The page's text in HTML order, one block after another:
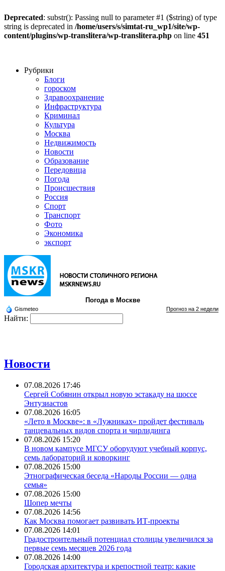
Deprecated: substr(): Passing null to parameter #1 ($string) of type
string is deprecated in /home/users/s/simtat-ru_wp1/site/wp-
content/plugins/wp-translitera/wp-translitera.php on line 451
Рубрики
Блоги
гороском
Здравоохранение
Инфраструктура
Криминал
Культура
Москва
Недвижимость
Новости
Образование
Передовица
Погода
Происшествия
Россия
Спорт
Транспорт
Фото
Экономика
экспорт
Погода в Москве
Gismeteo Прогноз на 2 недели
Найти:
Новости
07.08.2026 17:46
Сергей Собянин открыл новую эстакаду на шоссе
Энтузиастов
07.08.2026 16:05
«Лето в Москве»: в «Лужниках» пройдет фестиваль
танцевальных видов спорта и чирлидинга
07.08.2026 15:20
В новом кампусе МГСУ оборудуют учебный корпус,
семь лабораторий и коворкинг
07.08.2026 15:00
Этнографическая беседа «Народы России — одна
семья»
07.08.2026 15:00
Шопер мечты
07.08.2026 14:56
Как Москва помогает развивать ИТ-проекты
07.08.2026 14:01
Градостроительный потенциал столицы увеличился за
первые семь месяцев 2026 года
07.08.2026 14:00
Городская архитектура и крепостной театр: какие